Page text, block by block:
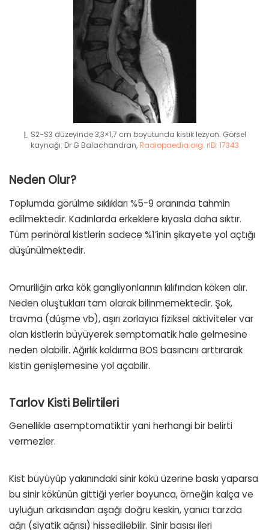
S2-S3 düzeyinde 3,3×1,7 cm boyutunda kistik lezyon. Görsel
kaynağı: Dr G Balachandran, Radiopaedia.org. rID: 17343
Neden Olur?
Toplumda görülme sıklıkları %5-9 oranında tahmin
edilmektedir. Kadınlarda erkeklere kıyasla daha sıktır.
Tüm perinöral kistlerin sadece %1’inin şikayete yol açtığı
düşünülmektedir.
Omuriliğin arka kök gangliyonlarının kılıfından köken alır.
Neden oluştukları tam olarak bilinmemektedir. Şok,
travma (düşme vb), aşırı zorlayıcı fiziksel aktiviteler var
olan kistlerin büyüyerek semptomatik hale gelmesine
neden olabilir. Ağırlık kaldırma BOS basıncını arttırarak
kistin genişlemesine yol açabilir.
Tarlov Kisti Belirtileri
Genellikle asemptomatiktir yani herhangi bir belirti
vermezler.
Kist büyüyüp yakınındaki sinir kökü üzerine baskı yaparsa
bu sinir kökünün gittiği yerler boyunca, örneğin kalça ve
uyluğun arkasından aşağı doğru keskin, yanıcı tarzda
ağrı (siyatik ağrısı) hissedilebilir. Sinir basısı ileri